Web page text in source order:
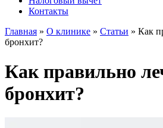
Контакты
Главная » О клинике » Статьи » Как
бронхит?
Как правильно
бронхит?